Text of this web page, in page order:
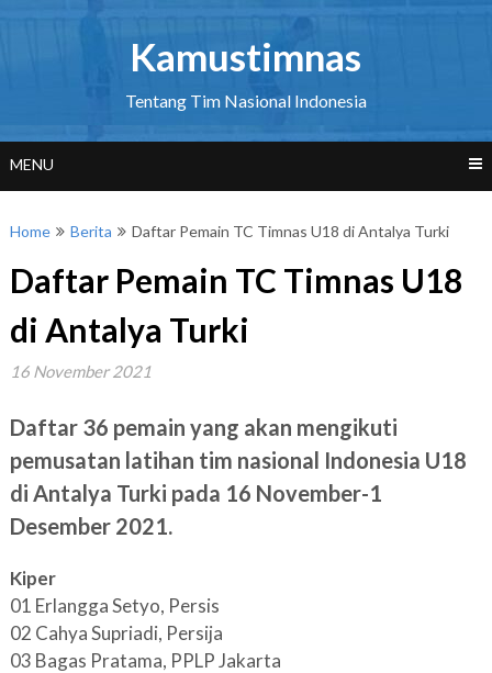
Kamustimnas
Tentang Tim Nasional Indonesia
MENU
Home Berita Daftar Pemain TC Timnas U18 di Antalya Turki
Daftar Pemain TC Timnas U18
di Antalya Turki
16 November 2021
Daftar 36 pemain yang akan mengikuti
pemusatan latihan tim nasional Indonesia U18
di Antalya Turki pada 16 November-1
Desember 2021.
Kiper
01 Erlangga Setyo, Persis
02 Cahya Supriadi, Persija
03 Bagas Pratama, PPLP Jakarta